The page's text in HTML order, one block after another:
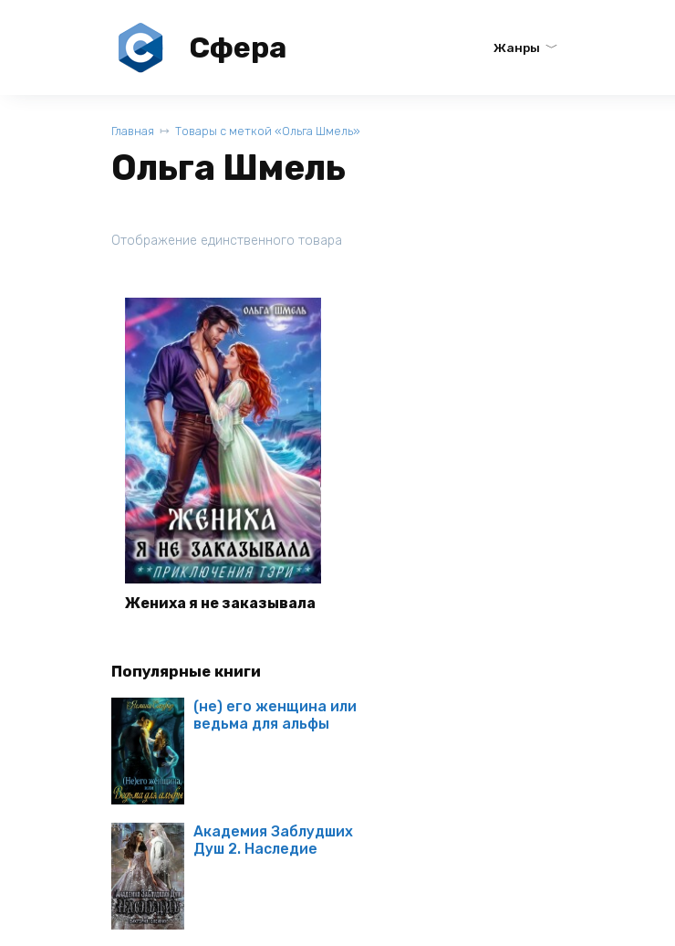
Сфера Жанры
Главная Товары с меткой «Ольга Шмель»
Ольга Шмель
Отображение единственного товара
Жениха я не заказывала
Популярные книги
(не) его женщина или
ведьма для альфы
Академия Заблудших
Душ 2. Наследие